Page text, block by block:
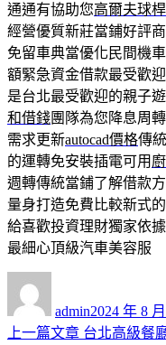
通通有協助您高爾夫球桿
經營優質新莊當鋪好評
免留車典當優化民間機
額緊急資金借款最受歡
是台北最受歡迎的親子
和借錢團隊為您降息周
需求更新autocad價格傳
的運轉免安裝插電可用
週轉傳統當鋪了解借款
量身打造免費比較新式
給喜歡投資理財獨家依
最細心頂級汽車美容服
admin佈
日
2024 年 8
文
上一篇文章 上
台北高級餐